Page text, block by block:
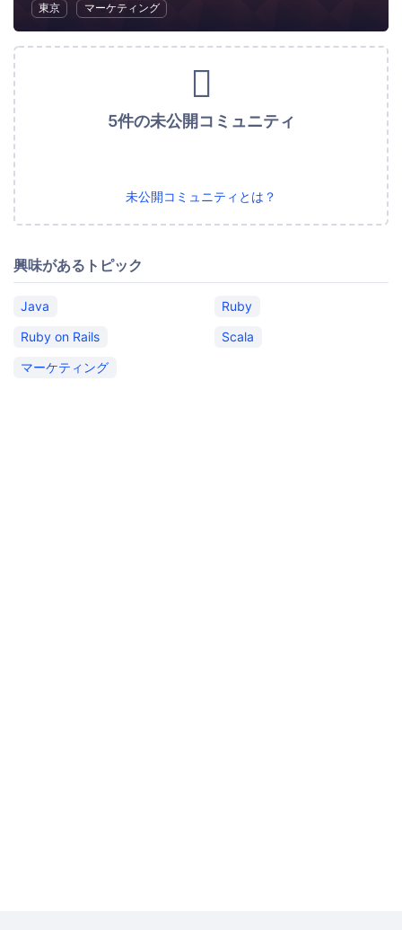
東京
マーケティング
5件の未公開コミュニティ
未公開コミュニティとは？
興味があるトピック
Java
Ruby
Ruby on Rails
Scala
マーケティング